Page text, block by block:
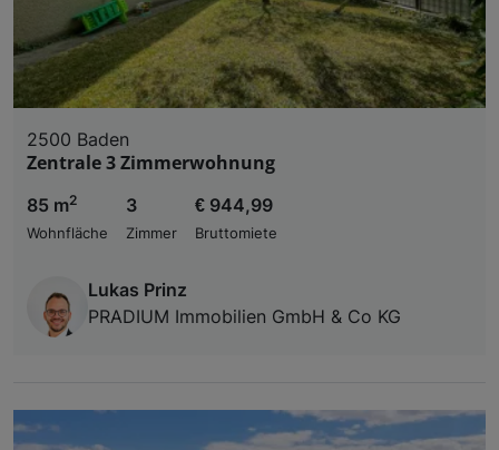
2500 Baden
Zentrale 3 Zimmerwohnung
85 m2
Wohnfläche
3
Zimmer
€ 944,99
Bruttomiete
Lukas Prinz
PRADIUM Immobilien GmbH & Co KG